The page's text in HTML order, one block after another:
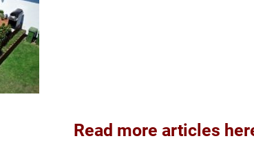
Read more articles